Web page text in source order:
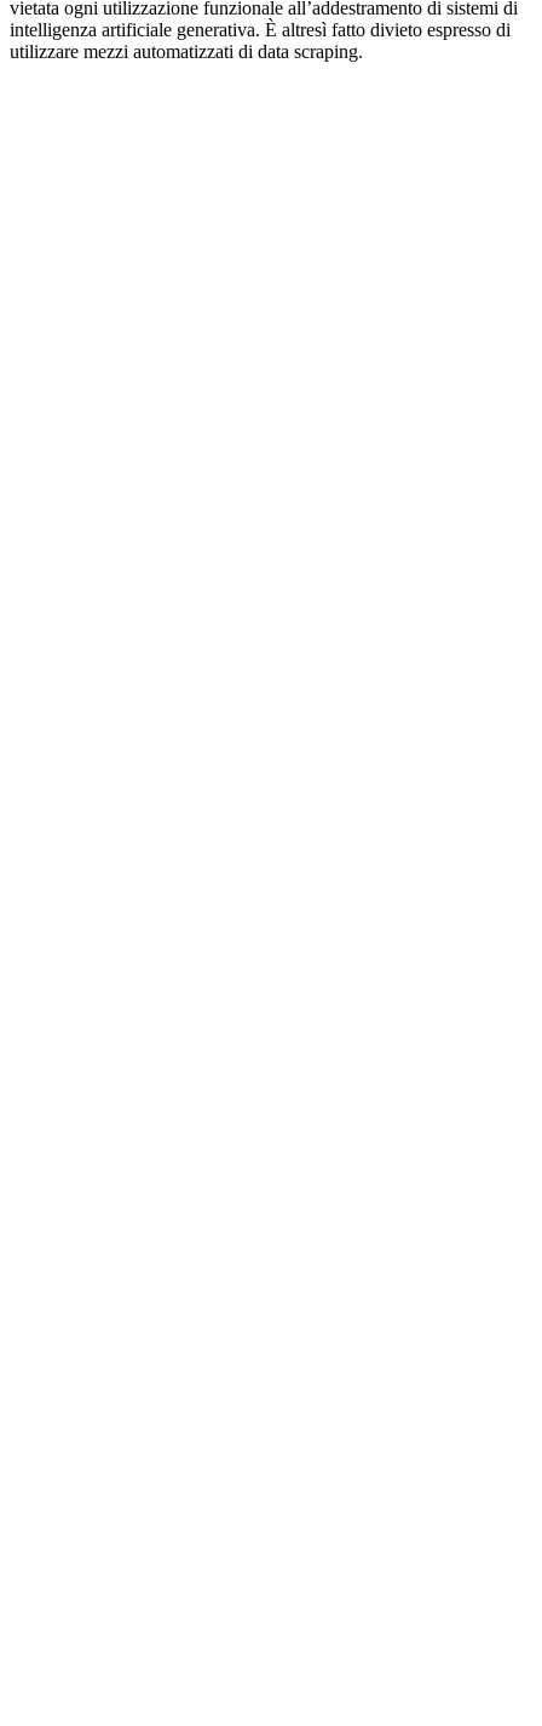
vietata ogni utilizzazione funzionale all’addestramento di sistemi di
intelligenza artificiale generativa. È altresì fatto divieto espresso di
utilizzare mezzi automatizzati di data scraping.